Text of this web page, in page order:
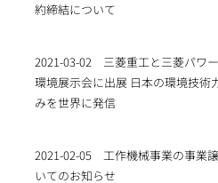
約締結について
2021-03-02
三菱重工と三菱パワ
環境展示会に出展 日本の環境技術
みを世界に発信
2021-02-05
工作機械事業の事業
いてのお知らせ